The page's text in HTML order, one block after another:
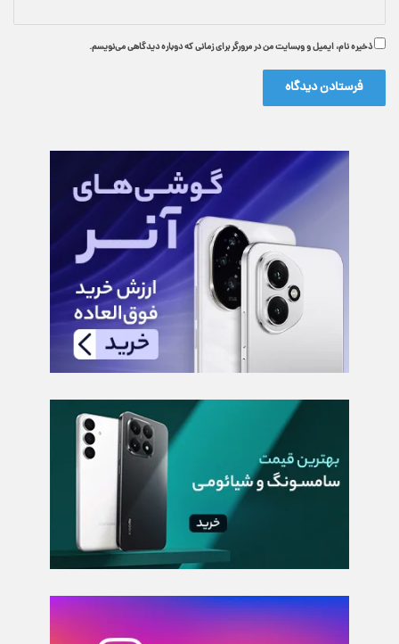
ذخیره نام، ایمیل و وبسایت من در مرورگر برای زمانی که دوباره دیدگاهی می‌نویسم.